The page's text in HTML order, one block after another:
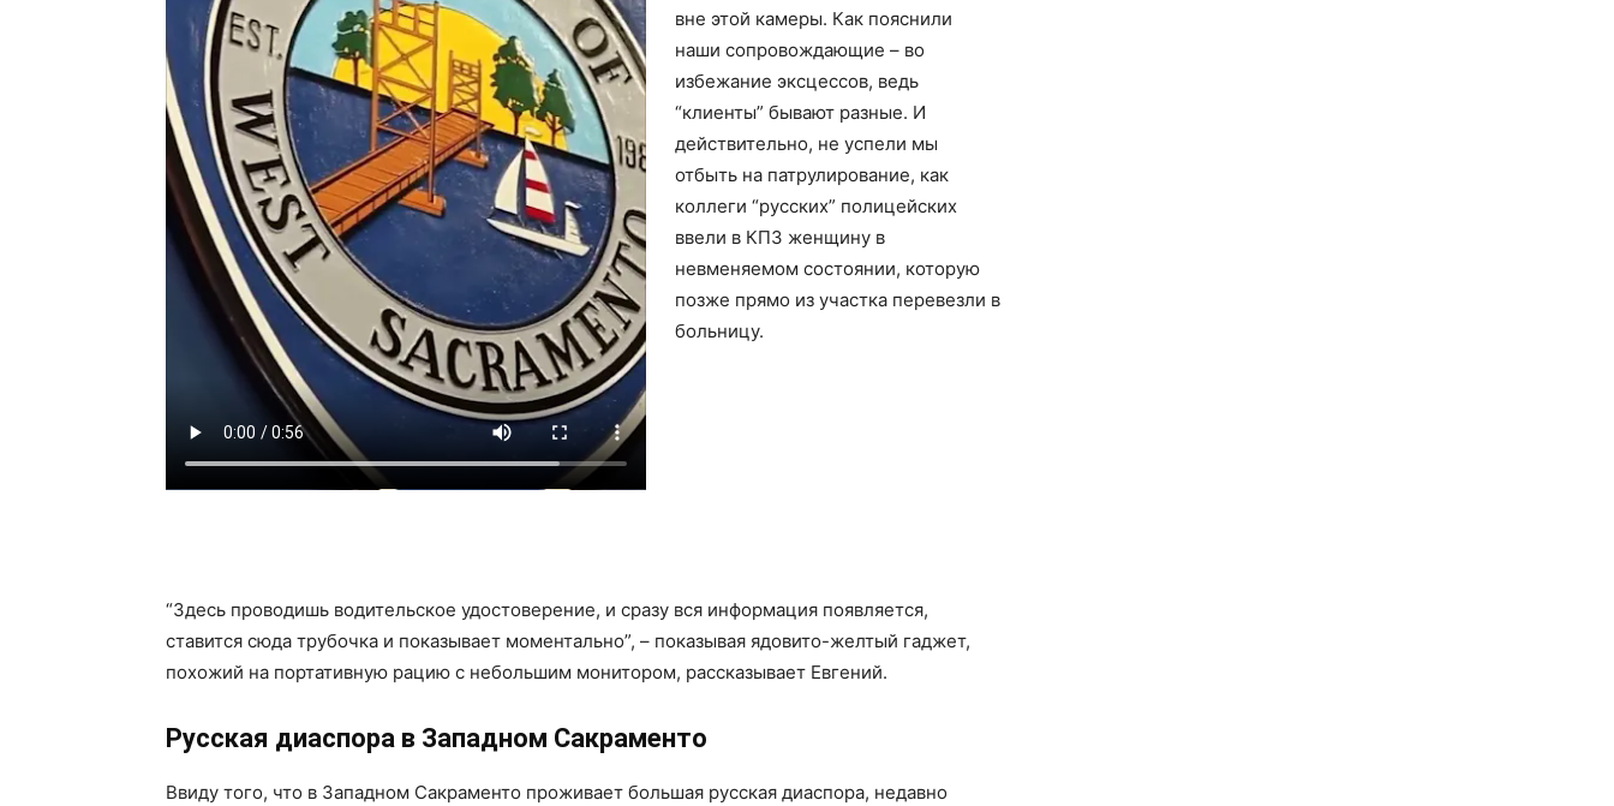
вне этой камеры. Как пояснили
наши сопровождающие – во
избежание эксцессов, ведь
“клиенты” бывают разные. И
действительно, не успели мы
отбыть на патрулирование, как
коллеги “русских” полицейских
ввели в КПЗ женщину в
невменяемом состоянии, которую
позже прямо из участка перевезли в
больницу.
“Здесь проводишь водительское удостоверение, и сразу вся информация появляется,
ставится сюда трубочка и показывает моментально”, – показывая ядовито-желтый гаджет,
похожий на портативную рацию с небольшим монитором, рассказывает Евгений.
Русская диаспора в Западном Сакраменто
Ввиду того, что в Западном Сакраменто проживает большая русская диаспора, недавно